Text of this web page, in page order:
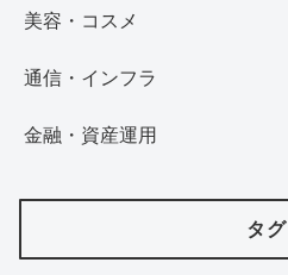
美容・コスメ
通信・インフラ
金融・資産運用
タグ